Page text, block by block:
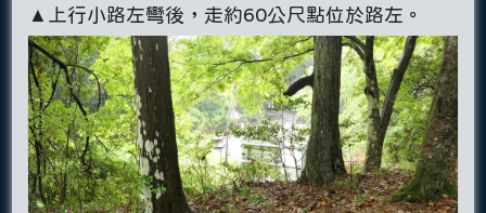
▲上行小路左彎後，走約60公尺點位於路左。